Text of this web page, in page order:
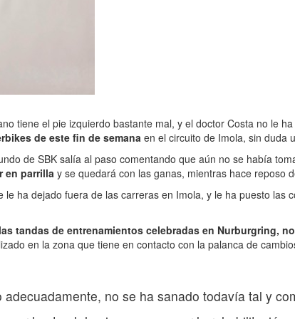
tiene el pie izquierdo bastante mal, y el doctor Costa no le
de este fin de semana en el circuito de Imola, sin duda
de SBK salía al paso comentando que aún no se había
en parrilla y se quedará con las ganas, mientras hace reposo
le ha dejado fuera de las carreras en Imola, y le ha puesto
tandas de entrenamientos celebradas en Nurburgring,
en la zona que tiene en contacto con la palanca de
no se ha sanado todavía tal y